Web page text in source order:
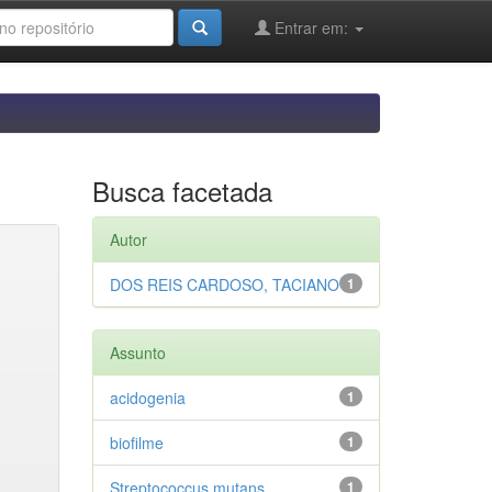
Entrar em:
Busca facetada
Autor
1
DOS REIS CARDOSO, TACIANO
Assunto
1
acidogenia
1
biofilme
1
Streptococcus mutans